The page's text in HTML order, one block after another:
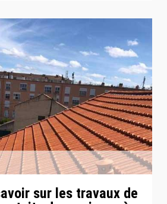
sur les travaux de